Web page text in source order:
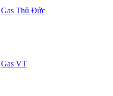
Gas Thủ Đức
Gas VT